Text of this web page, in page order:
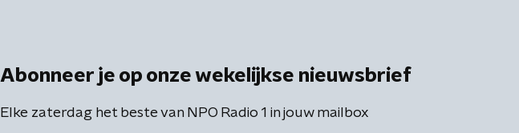
Abonneer je op onze wekelijkse nieuwsbrief
Elke zaterdag het beste van NPO Radio 1 in jouw mailbox